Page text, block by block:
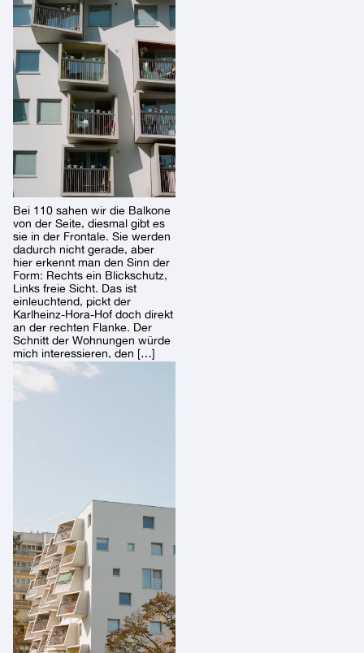
Bei 110 sahen wir die Balkone
von der Seite, diesmal gibt es
sie in der Frontale. Sie werden
dadurch nicht gerade, aber
hier erkennt man den Sinn der
Form: Rechts ein Blickschutz,
Links freie Sicht. Das ist
einleuchtend, pickt der
Karlheinz-Hora-Hof doch direkt
an der rechten Flanke. Der
Schnitt der Wohnungen würde
mich interessieren, den […]